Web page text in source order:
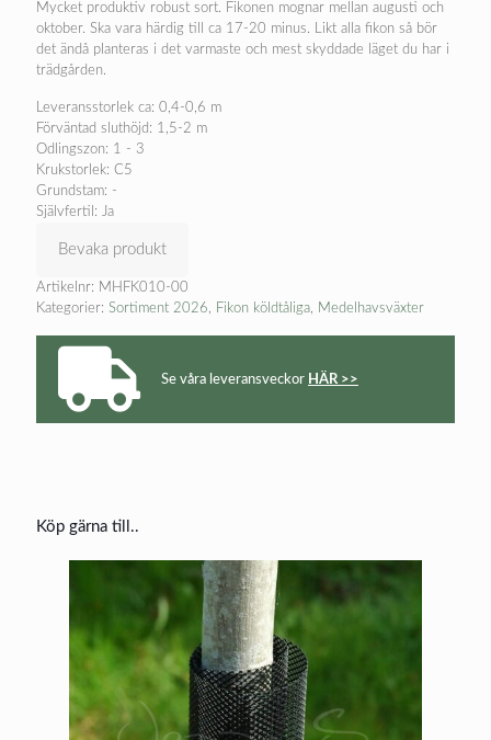
Mycket produktiv robust sort. Fikonen mognar mellan augusti och
oktober. Ska vara härdig till ca 17-20 minus. Likt alla fikon så bör
det ändå planteras i det varmaste och mest skyddade läget du har i
trädgården.
Leveransstorlek ca: 0,4-0,6 m
Förväntad sluthöjd: 1,5-2 m
Odlingszon: 1 - 3
Krukstorlek: C5
Grundstam: -
Självfertil: Ja
Bevaka produkt
Artikelnr: MHFK010-00
Kategorier: Sortiment 2026, Fikon köldtåliga, Medelhavsväxter
Se våra leveransveckor HÄR >>
Köp gärna till..